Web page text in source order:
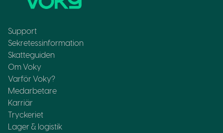
Support
Sekretessinformation
Skatteguiden
Om Voky
Varför Voky?
Medarbetare
Karriär
Tryckeriet
Lager & logistik